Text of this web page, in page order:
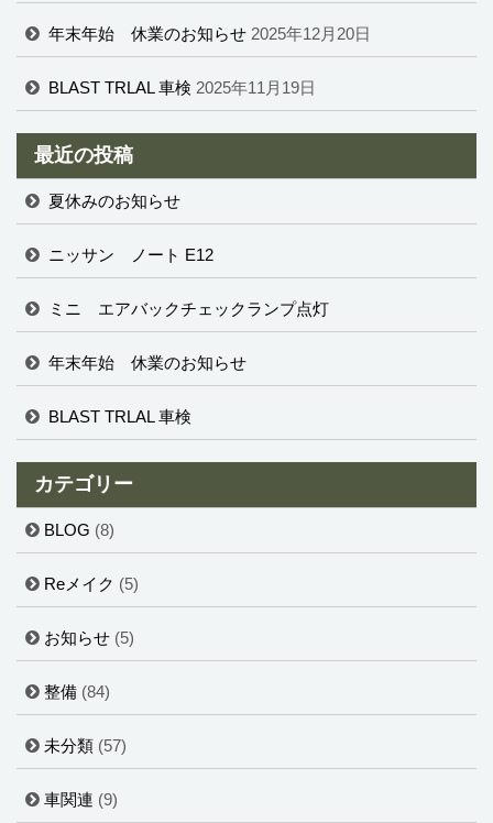
年末年始 休業のお知らせ 2025年12月20日
BLAST TRLAL 車検 2025年11月19日
最近の投稿
夏休みのお知らせ
ニッサン ノート E12
ミニ エアバックチェックランプ点灯
年末年始 休業のお知らせ
BLAST TRLAL 車検
カテゴリー
BLOG (8)
Reメイク (5)
お知らせ (5)
整備 (84)
未分類 (57)
車関連 (9)